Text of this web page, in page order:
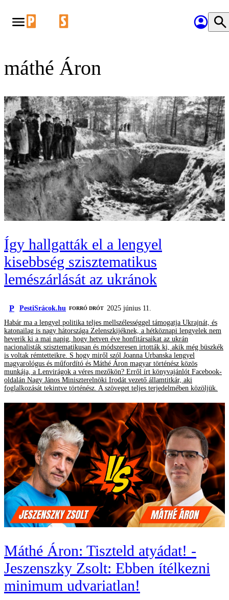
máthé Áron
Így hallgatták el a lengyel
kisebbség szisztematikus
lemészárlását az ukránok
P PestiSrácok.hu FORRÓ DRÓT 2025 június 11.
Habár ma a lengyel politika teljes mellszélességgel támogatja Ukrajnát, és
katonailag is nagy hátországa Zelenszkijéknek, a hétköznapi lengyelek nem
heverik ki a mai napig, hogy hetven éve honfitársaikat az ukrán
nacionalisták szisztematikusan és módszeresen irtották ki, akik még büszkék
is voltak rémtetteikre. S hogy miről szól Joanna Urbanska lengyel
magyarológus és műfordító és Máthé Áron magyar történész közös
munkája, a Lenvirágok a véres mezőkön? Erről írt könyvajánlót Facebook-
oldalán Nagy János Miniszterelnöki Irodát vezető államtitkár, aki
foglalkozását tekintve történész. A szöveget teljes terjedelmében közöljük.
Máthé Áron: Tiszteld atyádat! -
Jeszenszky Zsolt: Ebben ítélkezni
minimum udvariatlan!